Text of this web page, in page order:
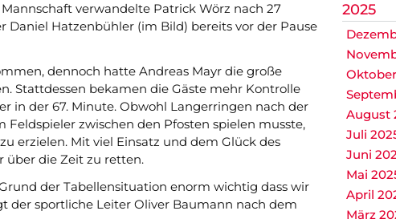
verwandelte Patrick Wörz nach 27
Hatzenbühler (im Bild) bereits vor der Pause
dennoch hatte Andreas Mayr die große
Stattdessen bekamen die Gäste mehr Kontrolle
in der 67. Minute. Obwohl Langerringen nach der
zwischen den Pfosten spielen musste,
erzielen. Mit viel Einsatz und dem Glück des
über die Zeit zu retten.
der Tabellensituation enorm wichtig dass wir
der sportliche Leiter Oliver Baumann nach dem
2025
August
Juli
Juni
Mai
April
März
Nicht das Richtige gefunden?
nehmen Sie Kontakt mit uns auf. Wir helfen gerne weiter.
post@svo.germaringen.de
Anfahrt Impressum Datenschutz